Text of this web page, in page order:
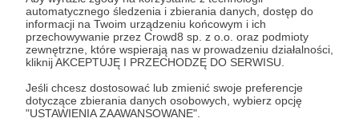
automatycznego śledzenia i zbierania danych, dostęp do
informacji na Twoim urządzeniu końcowym i ich
przechowywanie przez Crowd8 sp. z o.o. oraz podmioty
zewnętrzne, które wspierają nas w prowadzeniu działalności,
kliknij AKCEPTUJĘ I PRZECHODZĘ DO SERWISU.
Jeśli chcesz dostosować lub zmienić swoje preferencje
dotyczące zbierania danych osobowych, wybierz opcję
"USTAWIENIA ZAAWANSOWANE".
06.01.2025 Brak komentarzy
DZIENNIKI: PR-OWY INSTYTUT
KULTURALNY.
pedałem i ciotą - a inteligentnym młodym dziennikarzem,
który ma ambicje na wiecej niż emocjonalne wpisy, nie
tylko na moim FB, (…) to zalecam analizę swot :-) Wszelkich